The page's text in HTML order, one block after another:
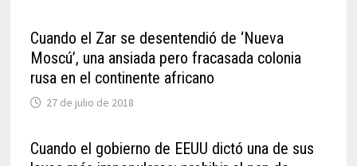
Cuando el Zar se desentendió de ‘Nueva
Moscú’, una ansiada pero fracasada colonia
rusa en el continente africano
27 de julio de 2018
Cuando el gobierno de EEUU dictó una de sus